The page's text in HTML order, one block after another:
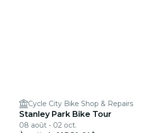
Cycle City Bike Shop & Repairs
Stanley Park Bike Tour
08 août - 02 oct.